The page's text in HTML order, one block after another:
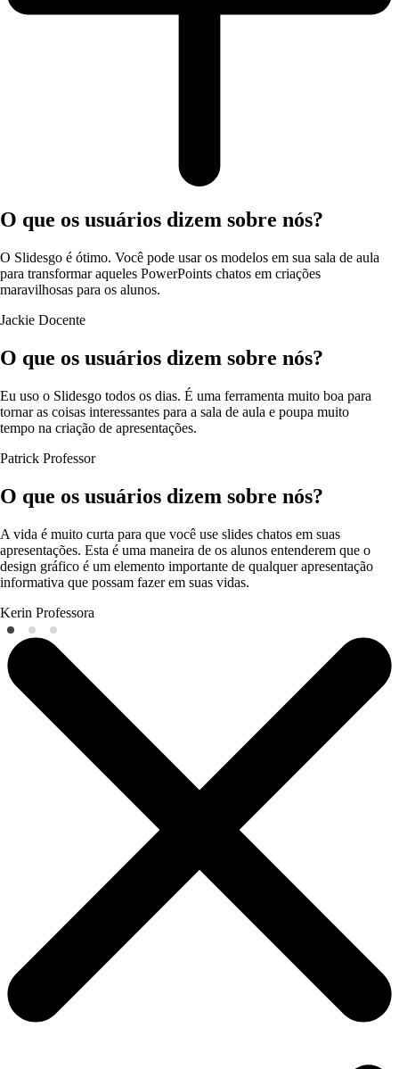
O que os usuários dizem sobre nós?
O Slidesgo é ótimo. Você pode usar os modelos em sua sala de aula
para transformar aqueles PowerPoints chatos em criações
maravilhosas para os alunos.
Jackie Docente
O que os usuários dizem sobre nós?
Eu uso o Slidesgo todos os dias. É uma ferramenta muito boa para
tornar as coisas interessantes para a sala de aula e poupa muito
tempo na criação de apresentações.
Patrick Professor
O que os usuários dizem sobre nós?
A vida é muito curta para que você use slides chatos em suas
apresentações. Esta é uma maneira de os alunos entenderem que o
design gráfico é um elemento importante de qualquer apresentação
informativa que possam fazer em suas vidas.
Kerin Professora